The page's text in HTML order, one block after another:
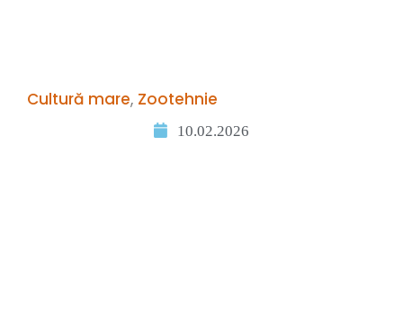
Cultură mare, Zootehnie
10.02.2026